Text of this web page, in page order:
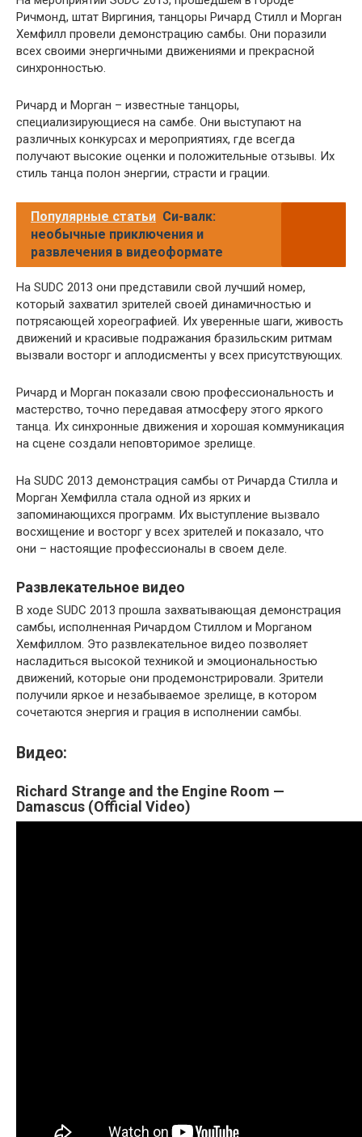
Ричмонд, штат Виргиния, танцоры Ричард Стилл и Морган
Хемфилл провели демонстрацию самбы. Они поразили
всех своими энергичными движениями и прекрасной
синхронностью.
Ричард и Морган – известные танцоры,
специализирующиеся на самбе. Они выступают на
различных конкурсах и мероприятиях, где всегда
получают высокие оценки и положительные отзывы. Их
стиль танца полон энергии, страсти и грации.
Популярные статьи Си-валк:
необычные приключения и
развлечения в видеоформате
На SUDC 2013 они представили свой лучший номер,
который захватил зрителей своей динамичностью и
потрясающей хореографией. Их уверенные шаги, живость
движений и красивые подражания бразильским ритмам
вызвали восторг и аплодисменты у всех присутствующих.
Ричард и Морган показали свою профессиональность и
мастерство, точно передавая атмосферу этого яркого
танца. Их синхронные движения и хорошая коммуникация
на сцене создали неповторимое зрелище.
На SUDC 2013 демонстрация самбы от Ричарда Стилла и
Морган Хемфилла стала одной из ярких и
запоминающихся программ. Их выступление вызвало
восхищение и восторг у всех зрителей и показало, что
они – настоящие профессионалы в своем деле.
Развлекательное видео
В ходе SUDC 2013 прошла захватывающая демонстрация
самбы, исполненная Ричардом Стиллом и Морганом
Хемфиллом. Это развлекательное видео позволяет
насладиться высокой техникой и эмоциональностью
движений, которые они продемонстрировали. Зрители
получили яркое и незабываемое зрелище, в котором
сочетаются энергия и грация в исполнении самбы.
Видео:
Richard Strange and the Engine Room —
Damascus (Official Video)